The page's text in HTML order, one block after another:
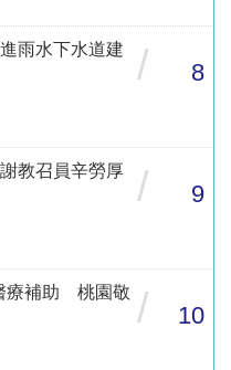
雨水下水道建
/ 8
教召員辛勞厚
/ 9
療補助 桃園敬 / 10